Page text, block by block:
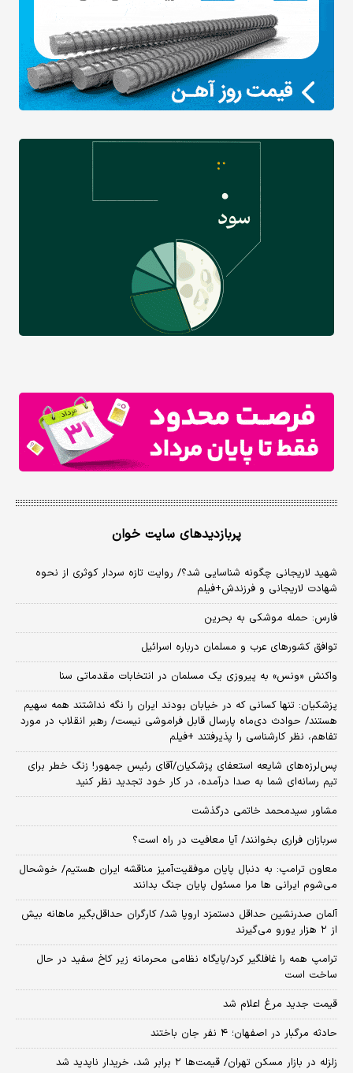
پربازدیدهای سایت خوان
شهید لاریجانی چگونه شناسایی شد؟/ روایت تازه سردار کوثری از نحوه
شهادت لاریجانی و فرزندش+فیلم
فارس: حمله موشکی به بحرین
توافق کشورهای عرب و مسلمان درباره اسرائیل
واکنش «ونس» به پیروزی یک مسلمان در انتخابات مقدماتی سنا
پزشکیان: تنها کسانی که در خیابان بودند ایران را نگه نداشتند همه سهیم
هستند/ حوادث دی‌ماه پارسال قابل فراموشی نیست/ رهبر انقلاب در مورد
تفاهم، نظر کارشناسی را پذیرفتند +فیلم
پس‌لرزه‌های شایعه استعفای پزشکیان/آقای رئیس جمهور! زنگ خطر برای
تیم رسانه‌ای شما به صدا درآمده، در کار خود تجدید نظر کنید
مشاور سیدمحمد خاتمی درگذشت
سربازان فراری بخوانند/ آیا معافیت در راه است؟
معاون ترامپ: به دنبال پایان موفقیت‌آمیز مناقشه ایران هستیم/ خوشحال
می‌شوم ایرانی ها مرا مسئول پایان جنگ بدانند
آلمان صدرنشین حداقل دستمزد اروپا شد/ کارگران حداقل‌بگیر ماهانه بیش
از ۲ هزار یورو می‌گیرند
ترامپ همه را غافلگیر کرد/پایگاه نظامی محرمانه زیر کاخ سفید در حال
ساخت است
قیمت جدید مرغ اعلام شد
حادثه مرگبار در اصفهان؛ ۴ نفر جان باختند
زلزله در بازار مسکن تهران/ قیمت‌ها ۲ برابر شد، خریدار ناپدید شد